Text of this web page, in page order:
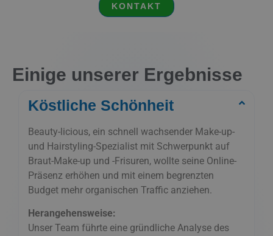
KONTAKT
Einige unserer Ergebnisse
Köstliche Schönheit
Beauty-licious, ein schnell wachsender Make-up-
und Hairstyling-Spezialist mit Schwerpunkt auf
Braut-Make-up und -Frisuren, wollte seine Online-
Präsenz erhöhen und mit einem begrenzten
Budget mehr organischen Traffic anziehen.
Herangehensweise:
Unser Team führte eine gründliche Analyse des